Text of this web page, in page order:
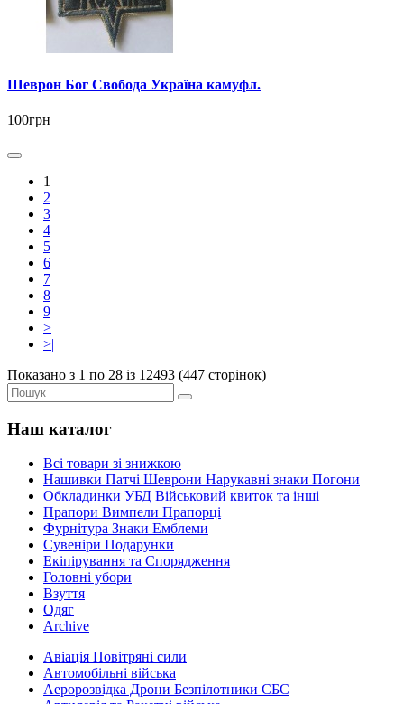
Шеврон Бог Свобода Україна камуфл.
100грн
1
2
3
4
5
6
7
8
9
>
>|
Показано з 1 по 28 із 12493 (447 сторінок)
Наш каталог
Всі товари зі знижкою
Нашивки Патчі Шеврони Нарукавні знаки Погони
Обкладинки УБД Військовий квиток та інші
Прапори Вимпели Прапорці
Фурнітура Знаки Емблеми
Сувеніри Подарунки
Екіпірування та Спорядження
Головні убори
Взуття
Одяг
Archive
Авіація Повітряні сили
Автомобільні війська
Аеророзвідка Дрони Безпілотники СБС